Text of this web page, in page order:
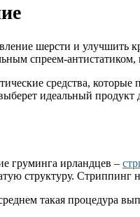
шерсти и улучшить
спреем-
средства,
идеальный
груминга ирландцев –
структуру. Стриппинг
такая процедура